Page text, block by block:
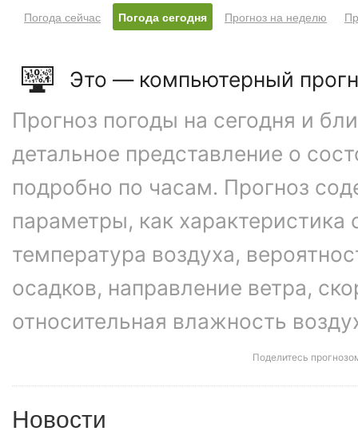
Погода сейчас Погода сегодня Прогноз на неделю
Это — компьютерный
Прогноз погоды на сегодня и
детальное представление о
подробно по часам. Прогноз
параметры, как характеристика
температура воздуха,
осадков, направление ветра,
относительная влажность
Поделитесь
Новости